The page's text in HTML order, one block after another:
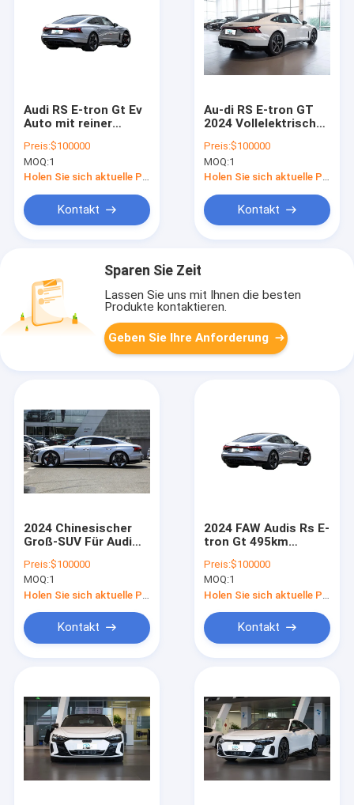
Audi RS E-tron Gt Ev
Auto mit reiner
Preis:$100000
MOQ:1
Holen Sie sich aktuelle Preis
Kontakt
Au-di RS E-tron GT
2024 Vollelektrische
495km Reichweite
510kW Leistung
Luxus Au Di EV mit
Sicherheitsmerkmalen
Preis:$100000
MOQ:1
Holen Sie sich aktuelle Preis
Kontakt
Sparen Sie Zeit
Lassen Sie uns mit Ihnen die besten
Produkte kontaktieren.
Geben Sie Ihre Anforderung
2024 Chinesischer
Groß-SUV Für Audi
495km
Langstrecken-
Elektroautos für
Erwachsene
Preis:$100000
MOQ:1
Kontakt
2024 FAW Audis Rs E-
tron Gt 495km
Elektroauto Neue
Energiefahrzeuge
Audis Rs E-tron Gt
Preis:$100000
MOQ:1
Kontakt